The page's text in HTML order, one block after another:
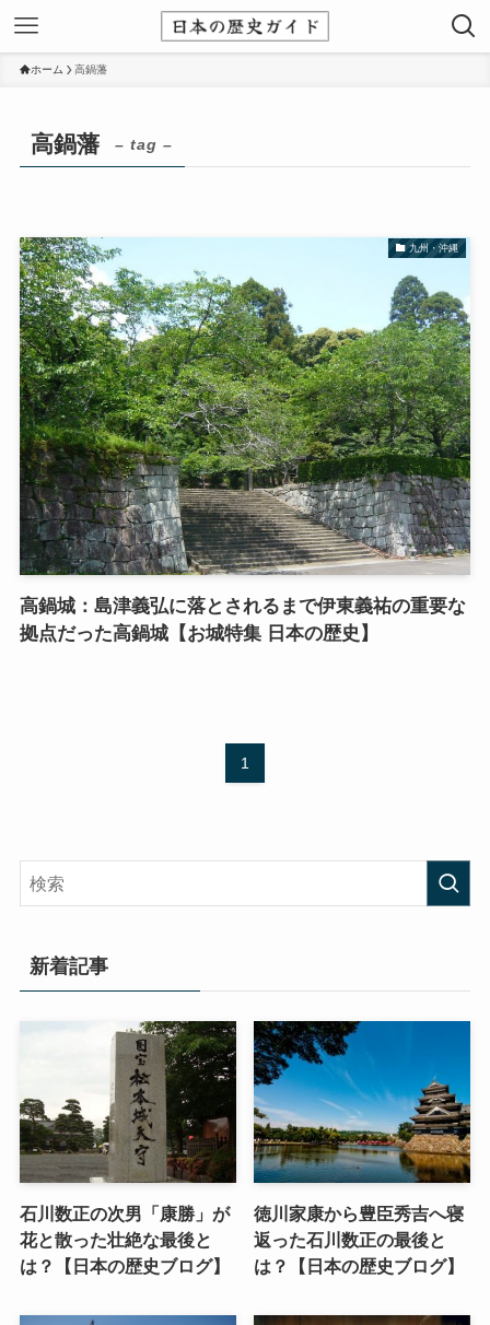
ホーム 高鍋藩
高鍋藩 – tag –
九州・沖縄
高鍋城：島津義弘に落とされるまで伊東義祐の重要な
拠点だった高鍋城【お城特集 日本の歴史】
1
新着記事
石川数正の次男「康勝」が
花と散った壮絶な最後と
は？【日本の歴史ブログ】
徳川家康から豊臣秀吉へ寝
返った石川数正の最後と
は？【日本の歴史ブログ】